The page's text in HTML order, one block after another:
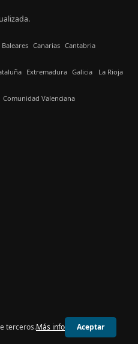
Baleares Canarias Cantabria
Extremadura Galicia La Rioja
Comunidad Valenciana
Aragón
terceros.Más info Aceptar